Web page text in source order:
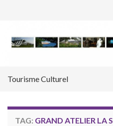
Tourisme Culturel
TAG: GRAND ATELIER LA S